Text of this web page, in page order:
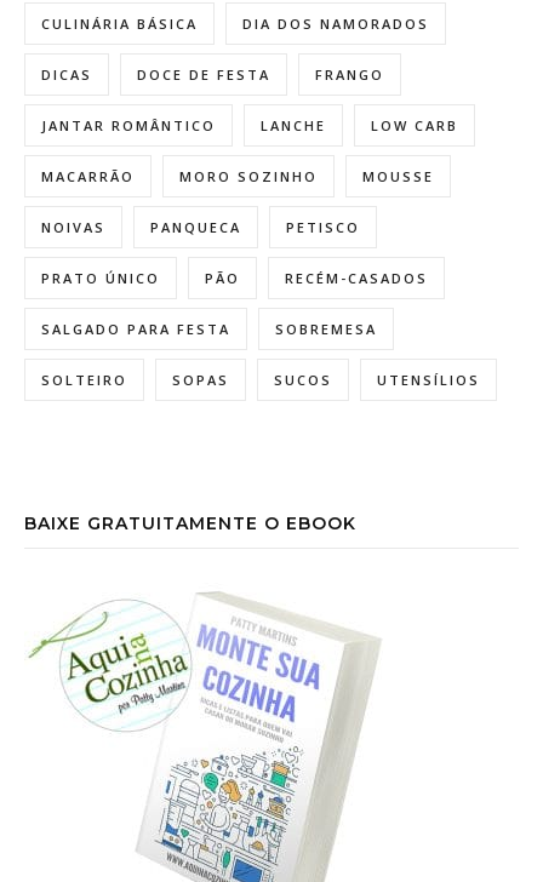
CULINÁRIA BÁSICA DIA DOS NAMORADOS
DICAS DOCE DE FESTA FRANGO
JANTAR ROMÂNTICO LANCHE LOW CARB
MACARRÃO MORO SOZINHO MOUSSE
NOIVAS PANQUECA PETISCO
PRATO ÚNICO PÃO RECÉM-CASADOS
SALGADO PARA FESTA SOBREMESA
SOLTEIRO SOPAS SUCOS UTENSÍLIOS
BAIXE GRATUITAMENTE O EBOOK